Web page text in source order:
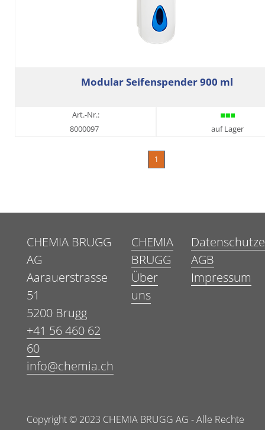
Modular Seifenspender 900 ml
Art.-Nr.:
8000097
auf Lager
1
CHEMIA BRUGG
AG
Aarauerstrasse
51
5200 Brugg
+41 56 460 62
60
info@chemia.ch
CHEMIA
BRUGG
Über
uns
AGB
Impressum
Copyright © 2023 CHEMIA BRUGG AG - Alle Rechte